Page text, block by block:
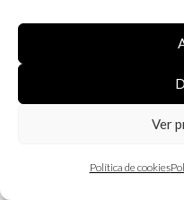
Ver
Política de cookies